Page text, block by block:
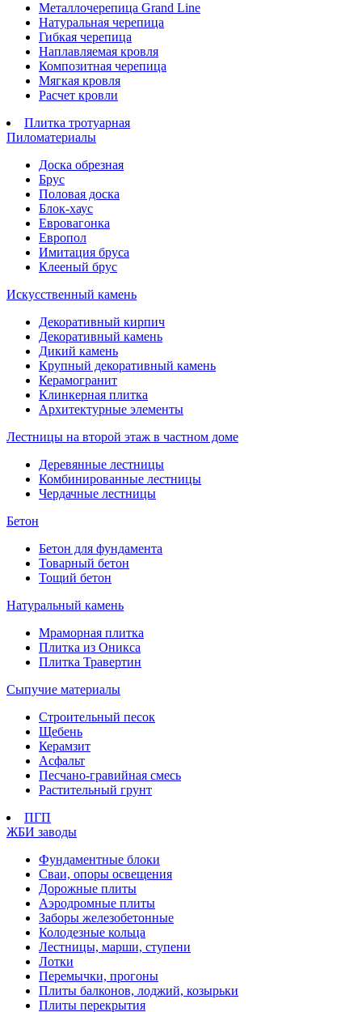
Металлочерепица Grand Line
Натуральная черепица
Гибкая черепица
Наплавляемая кровля
Композитная черепица
Мягкая кровля
Расчет кровли
Плитка тротуарная
Пиломатериалы
Доска обрезная
Брус
Половая доска
Блок-хаус
Евровагонка
Европол
Имитация бруса
Клееный брус
Искусственный камень
Декоративный кирпич
Декоративный камень
Дикий камень
Крупный декоративный камень
Керамогранит
Клинкерная плитка
Архитектурные элементы
Лестницы на второй этаж в частном доме
Деревянные лестницы
Комбинированные лестницы
Чердачные лестницы
Бетон
Бетон для фундамента
Товарный бетон
Тощий бетон
Натуральный камень
Мраморная плитка
Плитка из Оникса
Плитка Травертин
Сыпучие материалы
Строительный песок
Щебень
Керамзит
Асфальт
Песчано-гравийная смесь
Растительный грунт
ПГП
ЖБИ заводы
Фундаментные блоки
Сваи, опоры освещения
Дорожные плиты
Аэродромные плиты
Заборы железобетонные
Колодезные кольца
Лестницы, марши, ступени
Лотки
Перемычки, прогоны
Плиты балконов, лоджий, козырьки
Плиты перекрытия